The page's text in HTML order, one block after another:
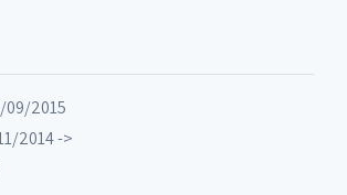
09/2015
2014 ->